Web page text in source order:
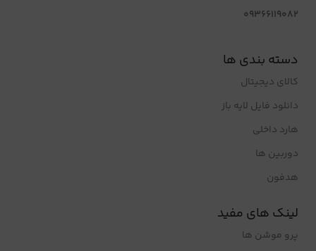
09366119082
دسته بندی ها
کالای دیجیتال
دانلود فایل لایه باز
هارد داخلی
دوربین ها
هدفون
لینک های مفید
پرو موشن ها